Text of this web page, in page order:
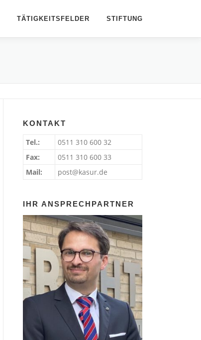
TÄTIGKEITSFELDER STIFTUNG
KONTAKT
Tel.:
0511 310 600 32
Fax:
0511 310 600 33
Mail:
post@kasur.de
IHR ANSPRECHPARTNER